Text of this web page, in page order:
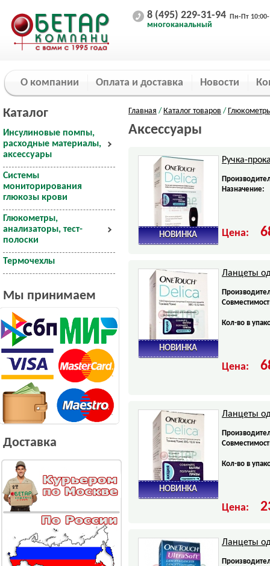
8 (495) 229-31-94
многоканальный
Пн-Пт
О компании Оплата и доставка Новости
Каталог
Инсулиновые помпы,
расходные материалы,
аксессуары
Системы
мониторирования
глюкозы крови
Глюкометры,
анализаторы, тест-
полоски
Термочехлы
Мы принимаем
Доставка
Главная / Каталог товаров /
Аксессуары
Ручка-
Назначение:
Цена:
НОВИНКА
Ланцеты
Кол-во в
Цена:
НОВИНКА
Ланцеты
Кол-во в
Цена:
НОВИНКА
Ланцеты